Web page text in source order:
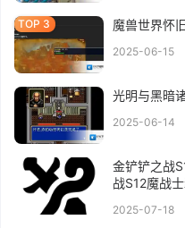
魔兽世界怀
2025-06-15
光明与黑暗
2025-06-14
金铲铲之战
战S12魔战
2025-07-18